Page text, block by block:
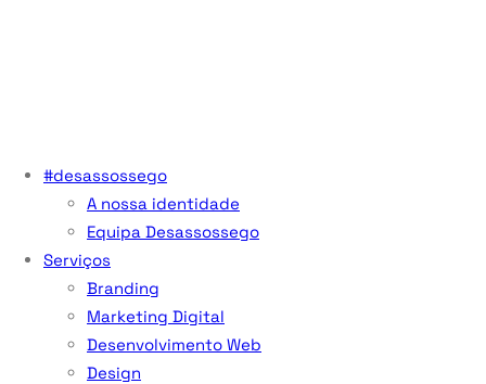
#desassossego
A nossa identidade
Equipa Desassossego
Serviços
Branding
Marketing Digital
Desenvolvimento Web
Design